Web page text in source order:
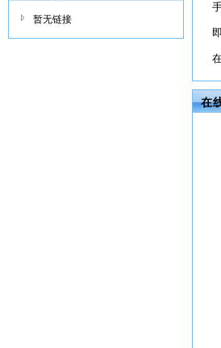
暂无链接
在